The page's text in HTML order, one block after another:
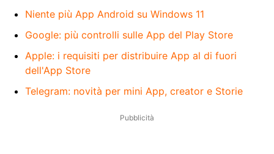
Niente più App Android su Windows 11
Google: più controlli sulle App del Play Store
Apple: i requisiti per distribuire App al di fuori
dell'App Store
Telegram: novità per mini App, creator e Storie
Pubblicità